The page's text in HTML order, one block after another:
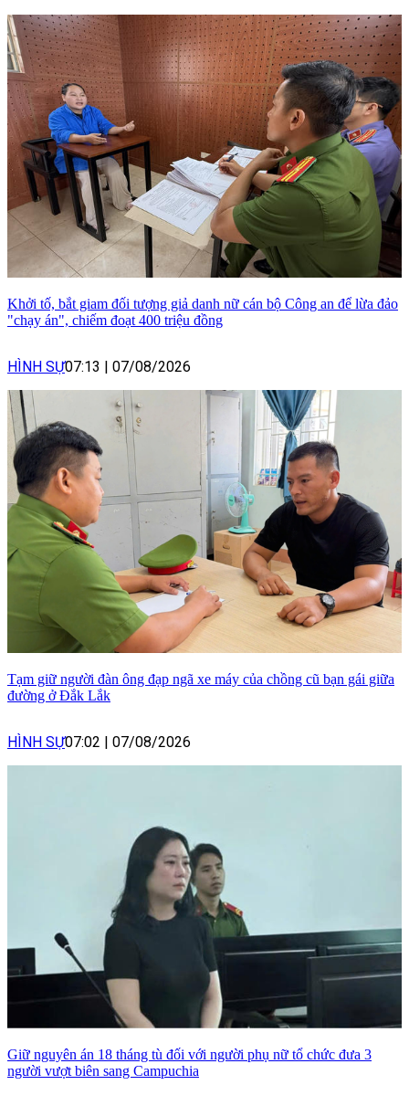
Khởi tố, bắt giam đối tượng giả danh nữ cán bộ Công an để lừa đảo
"chạy án", chiếm đoạt 400 triệu đồng
HÌNH SỰ07:13 07/08/2026
Tạm giữ người đàn ông đạp ngã xe máy của chồng cũ bạn gái giữa
đường ở Đắk Lắk
HÌNH SỰ07:02 07/08/2026
Giữ nguyên án 18 tháng tù đối với người phụ nữ tổ chức đưa 3
người vượt biên sang Campuchia